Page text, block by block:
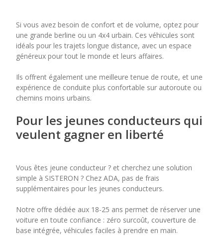
Si vous avez besoin de confort et de volume, optez pour
une grande berline ou un 4x4 urbain. Ces véhicules sont
idéals pour les trajets longue distance, avec un espace
généreux pour tout le monde et leurs affaires.
Ils offrent également une meilleure tenue de route, et une
expérience de conduite plus confortable sur autoroute ou
chemins moins urbains.
Pour les jeunes conducteurs qui
veulent gagner en liberté
Vous êtes jeune conducteur ? et cherchez une solution
simple à SISTERON ? Chez ADA, pas de frais
supplémentaires pour les jeunes conducteurs.
Notre offre dédiée aux 18-25 ans permet de réserver une
voiture en toute confiance : zéro surcoût, couverture de
base intégrée, véhicules faciles à prendre en main.